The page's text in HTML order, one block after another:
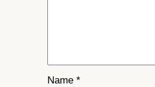
Name *